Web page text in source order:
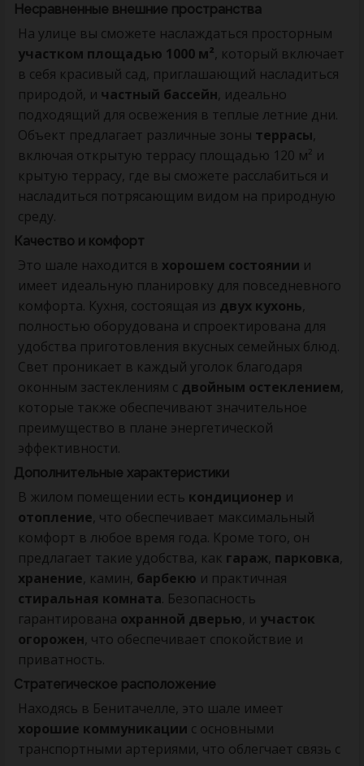
Несравненные внешние пространства
На улице вы сможете наслаждаться просторным
участком площадью 1000 м², который включает
в себя красивый сад, приглашающий насладиться
природой, и частный бассейн, идеально
подходящий для освежения в теплые летние дни.
Объект предлагает различные зоны террасы,
включая открытую террасу площадью 120 м² и
крытую террасу, где вы сможете расслабиться и
насладиться потрясающим видом на природную
среду.
Качество и комфорт
Это шале находится в хорошем состоянии и
имеет идеальную планировку для повседневного
комфорта. Кухня, состоящая из двух кухонь,
полностью оборудована и спроектирована для
удобства приготовления вкусных семейных блюд.
Свет проникает в каждый уголок благодаря
оконным застеклениям с двойным остеклением,
которые также обеспечивают значительное
преимущество в плане энергетической
эффективности.
Дополнительные характеристики
В жилом помещении есть кондиционер и
отопление, что обеспечивает максимальный
комфорт в любое время года. Кроме того, он
предлагает такие удобства, как гараж, парковка,
хранение, камин, барбекю и практичная
стиральная комната. Безопасность
гарантирована охранной дверью, и участок
огорожен, что обеспечивает спокойствие и
приватность.
Стратегическое расположение
Находясь в Бенитачелле, это шале имеет
хорошие коммуникации с основными
транспортными артериями, что облегчает связь с